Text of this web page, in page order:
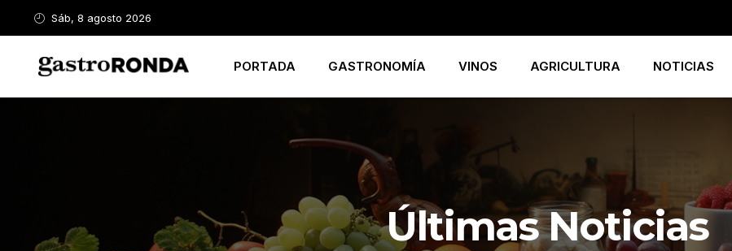
Sáb, 8 agosto 2026
PORTADA GASTRONOMÍA VINOS AGRICULTURA NOTICIAS
Últimas Noticias